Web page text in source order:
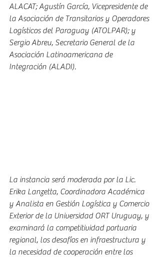
ALACAT; Agustín García, Vicepresidente de
la Asociación de Transitarios y Operadores
Logísticos del Paraguay (ATOLPAR); y
Sergio Abreu, Secretario General de la
Asociación Latinoamericana de
Integración (ALADI).
La instancia será moderada por la Lic.
Erika Lanzetta, Coordinadora Académica
y Analista en Gestión Logística y Comercio
Exterior de la Universidad ORT Uruguay, y
examinará la competitividad portuaria
regional, los desafíos en infraestructura y
la necesidad de cooperación entre los